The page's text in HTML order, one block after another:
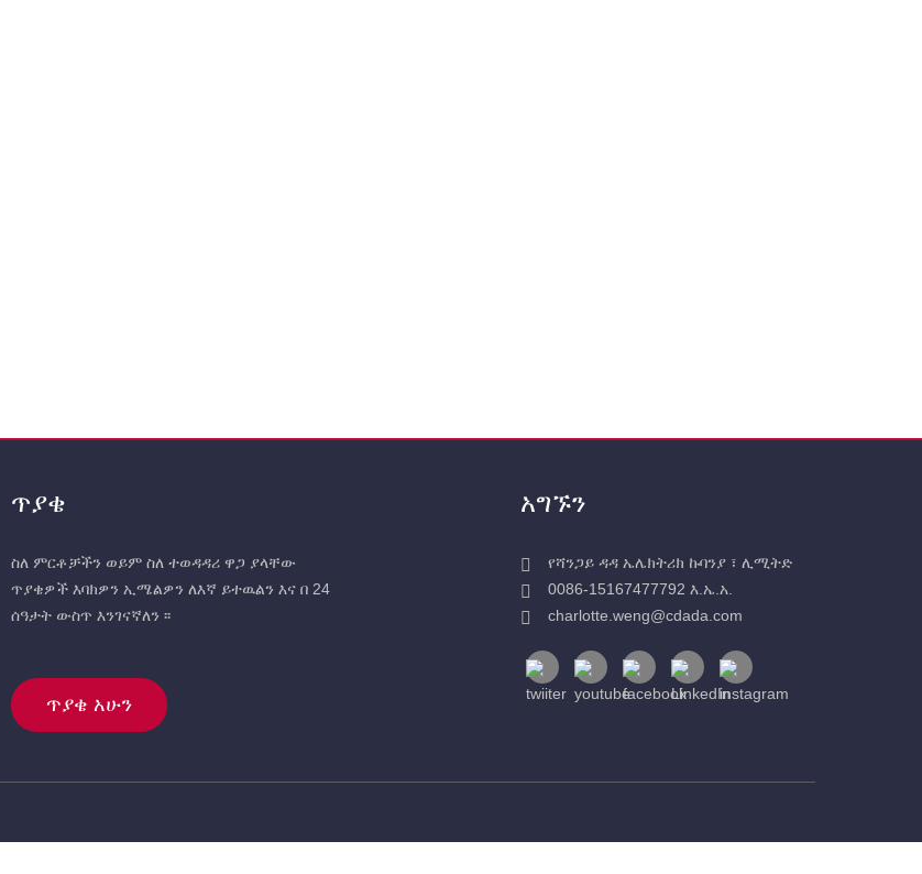
ጥያቄ
ስለ ምርቶቻችን ወይም ስለ ተወዳዳሪ ዋጋ ያላቸው
ጥያቄዎች እባክዎን ኢሜልዎን ለእኛ ይተዉልን እና በ 24
ሰዓታት ውስጥ እንገናኛለን ፡፡
ጥያቄ አሁን
አግኙን
የሻንጋይ ዳዳ ኤሌክትሪክ ኩባንያ ፣ ሊሚትድ
0086-15167477792 እ.ኤ.አ.
charlotte.weng@cdada.com